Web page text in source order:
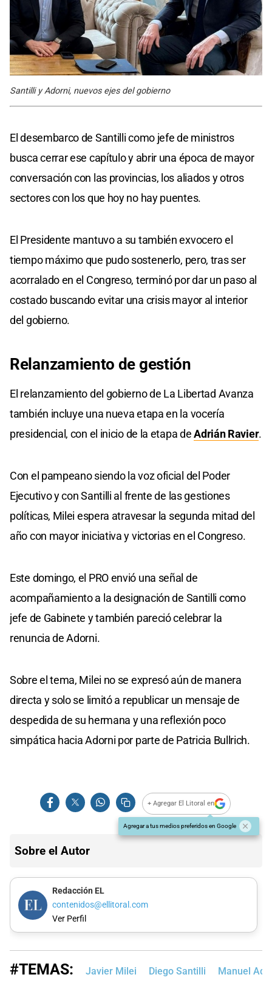
Santilli y Adorni, nuevos ejes del gobierno
El desembarco de Santilli como jefe de ministros
busca cerrar ese capítulo y abrir una época de mayor
conversación con las provincias, los aliados y otros
sectores con los que hoy no hay puentes.
El Presidente mantuvo a su también exvocero el
tiempo máximo que pudo sostenerlo, pero, tras ser
acorralado en el Congreso, terminó por dar un paso al
costado buscando evitar una crisis mayor al interior
del gobierno.
Relanzamiento de gestión
El relanzamiento del gobierno de La Libertad Avanza
también incluye una nueva etapa en la vocería
presidencial, con el inicio de la etapa deAdrián Ravier.
Con el pampeano siendo la voz oficial del Poder
Ejecutivo y con Santilli al frente de las gestiones
políticas, Milei espera atravesar la segunda mitad del
año con mayor iniciativa y victorias en el Congreso.
Este domingo, el PRO envió una señal de
acompañamiento a la designación de Santilli como
jefe de Gabinete y también pareció celebrar la
renuncia de Adorni.
Sobre el tema, Milei no se expresó aún de manera
directa y solo se limitó a republicar un mensaje de
despedida de su hermana y una reflexión poco
simpática hacia Adorni por parte de Patricia Bullrich.
+ Agregar El Litoral en
Agregar a tus medios preferidos en Google
Sobre el Autor
Redacción EL
contenidos@ellitoral.com
Ver Perfil
#TEMAS: Javier Milei Diego Santilli Manuel